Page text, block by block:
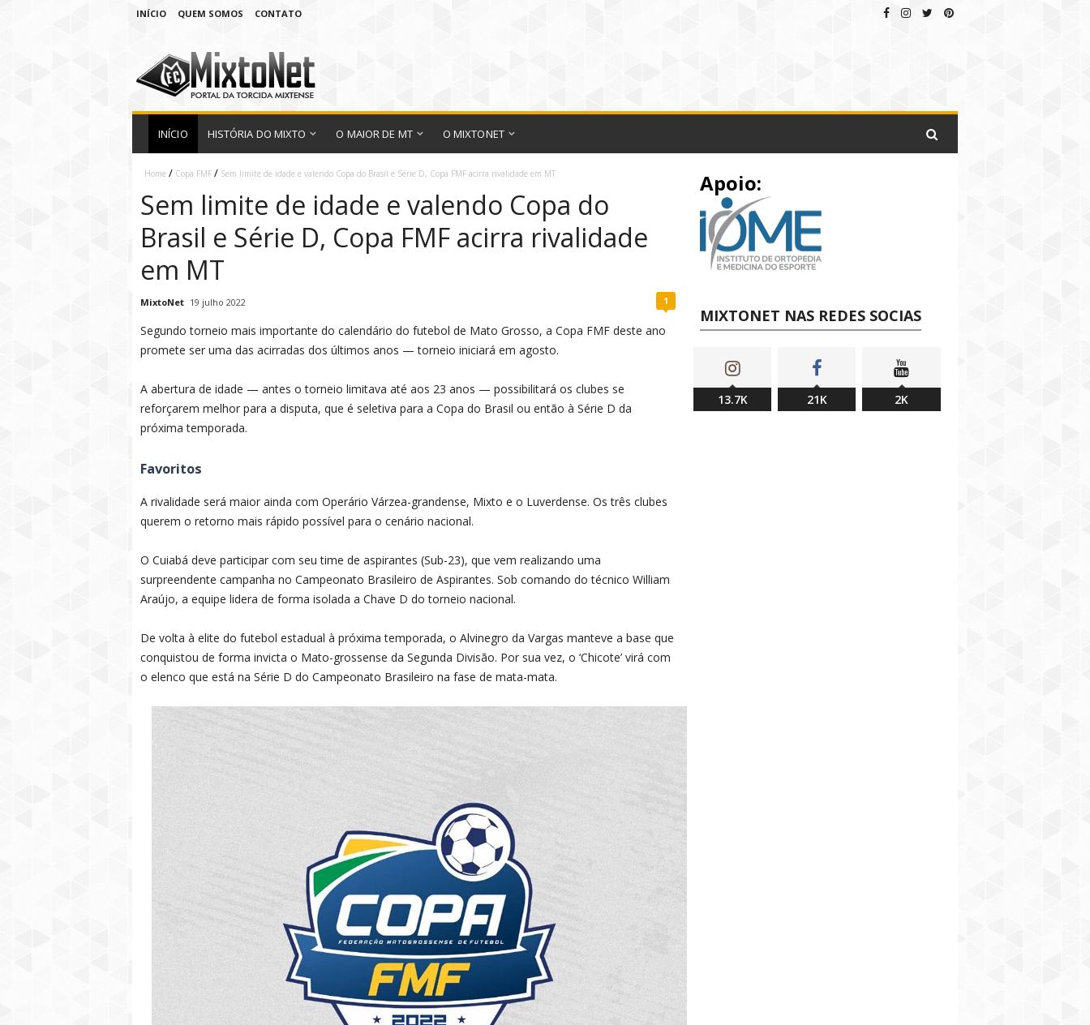
INÍCIO QUEM SOMOS CONTATO
INÍCIO HISTÓRIA DO MIXTO O MAIOR DE MT O MIXTONET
Home / Copa FMF / Sem limite de idade e valendo Copa do Brasil e Série D, Copa FMF acirra rivalidade em MT
Sem limite de idade e valendo Copa do
Brasil e Série D, Copa FMF acirra rivalidade
em MT
MixtoNet 19 julho 2022 1
Segundo torneio mais importante do calendário do futebol de Mato Grosso, a Copa FMF deste ano
promete ser uma das acirradas dos últimos anos — torneio iniciará em agosto.
A abertura de idade — antes o torneio limitava até aos 23 anos — possibilitará os clubes se
reforçarem melhor para a disputa, que é seletiva para a Copa do Brasil ou então à Série D da
próxima temporada.
Favoritos
A rivalidade será maior ainda com Operário Várzea-grandense, Mixto e o Luverdense. Os três clubes
querem o retorno mais rápido possível para o cenário nacional.
O Cuiabá deve participar com seu time de aspirantes (Sub-23), que vem realizando uma
surpreendente campanha no Campeonato Brasileiro de Aspirantes. Sob comando do técnico William
Araújo, a equipe lidera de forma isolada a Chave D do torneio nacional.
De volta à elite do futebol estadual à próxima temporada, o Alvinegro da Vargas manteve a base que
conquistou de forma invicta o Mato-grossense da Segunda Divisão. Por sua vez, o ‘Chicote’ virá com
o elenco que está na Série D do Campeonato Brasileiro na fase de mata-mata.
Apoio:
MIXTONET NAS REDES SOCIAS
13.7K 21K 2K